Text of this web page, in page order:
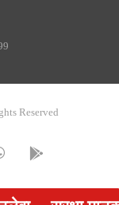
Reserved
WhatsApp
STORE